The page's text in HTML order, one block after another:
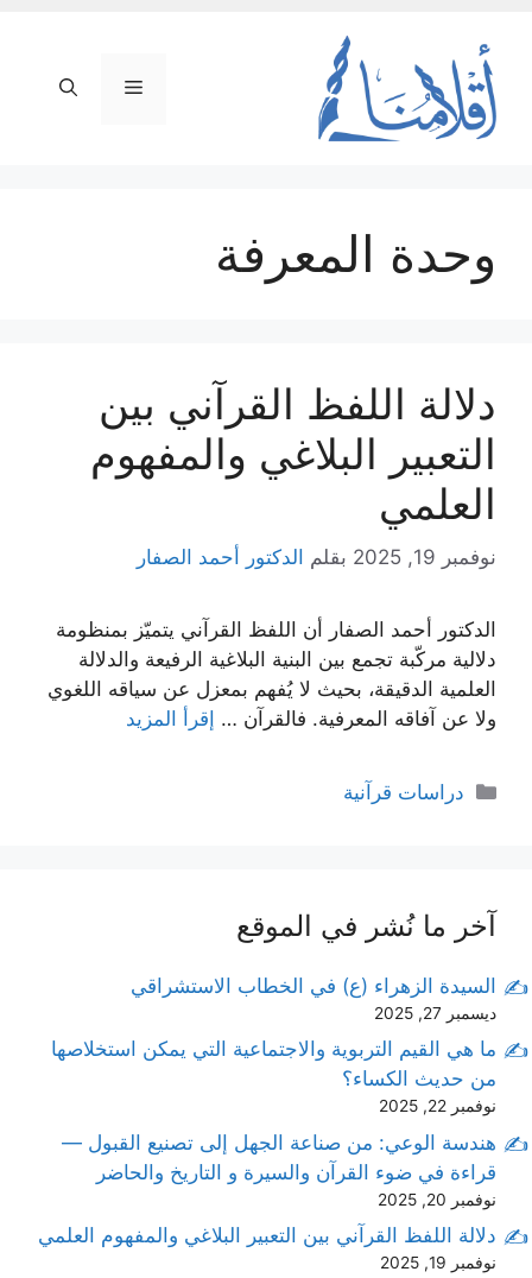
المحتوى
القائمة
وحدة المعرفة
دلالة اللفظ القرآني بين
التعبير البلاغي والمفهوم
العلمي
نوفمبر 19, 2025 بقلم الدكتور أحمد الصفار
الدكتور أحمد الصفار أن اللفظ القرآني يتميّز بمنظومة
دلالية مركّبة تجمع بين البنية البلاغية الرفيعة والدلالة
العلمية الدقيقة، بحيث لا يُفهم بمعزل عن سياقه اللغوي
ولا عن آفاقه المعرفية. فالقرآن … إقرأ المزيد
التصنيفات
دراسات قرآنية
آخر ما نُشر في الموقع
السيدة الزهراء (ع) في الخطاب الاستشراقي
ديسمبر 27, 2025
ما هي القيم التربوية والاجتماعية التي يمكن استخلاصها
من حديث الكساء؟
نوفمبر 22, 2025
هندسة الوعي: من صناعة الجهل إلى تصنيع القبول —
قراءة في ضوء القرآن والسيرة و التاريخ والحاضر
نوفمبر 20, 2025
دلالة اللفظ القرآني بين التعبير البلاغي والمفهوم العلمي
نوفمبر 19, 2025